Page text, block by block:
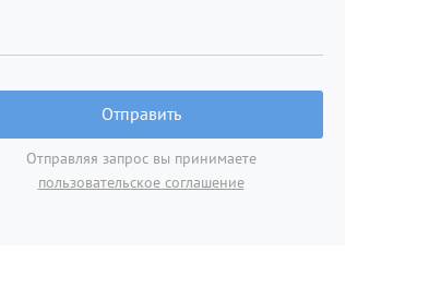
Отправить
Отправляя запрос вы принимаете
пользовательское соглашение